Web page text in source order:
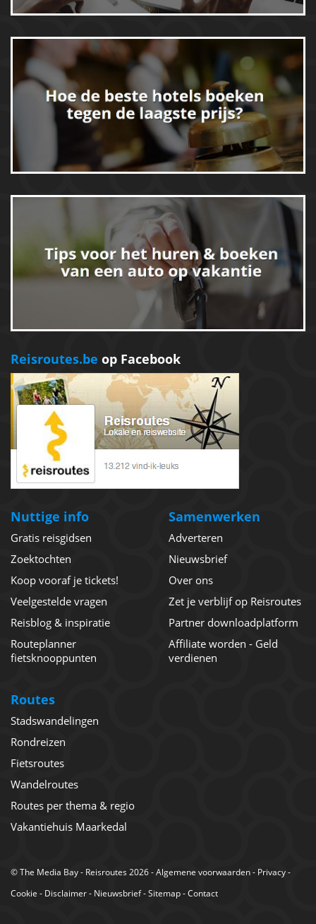
Reisroutes.be op Facebook
Nuttige info
Gratis reisgidsen
Zoektochten
Koop vooraf je tickets!
Veelgestelde vragen
Reisblog & inspiratie
Routeplanner
fietsknooppunten
Samenwerken
Adverteren
Nieuwsbrief
Over ons
Zet je verblijf op Reisroutes
Partner downloadplatform
Affiliate worden - Geld
verdienen
Routes
Stadswandelingen
Rondreizen
Fietsroutes
Wandelroutes
Routes per thema & regio
Vakantiehuis Maarkedal
©The Media Bay- Reisroutes 2026 -Algemene voorwaarden- Privacy-
Cookie - Disclaimer- Nieuwsbrief-Sitemap-Contact